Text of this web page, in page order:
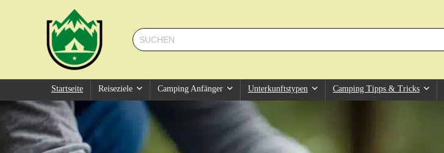
Startseite Reiseziele Camping Anfänger Unterkunftstypen Camping Tipps & Tricks